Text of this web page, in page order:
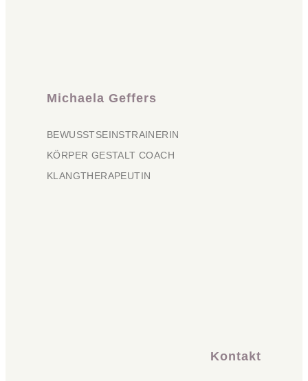
Michaela Geffers
BEWUSSTSEINSTRAINERIN
KÖRPER GESTALT COACH
KLANGTHERAPEUTIN
Kontakt